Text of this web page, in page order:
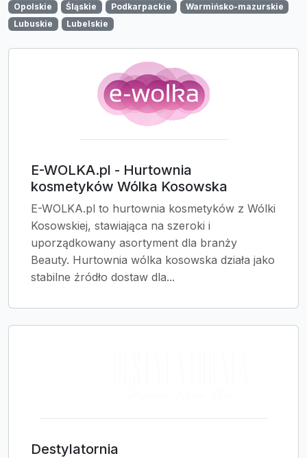
Opolskie
Śląskie Podkarpackie
Warmińsko-mazurskie
Lubuskie
Lubelskie
E-WOLKA.pl - Hurtownia
kosmetyków Wólka Kosowska
E-WOLKA.pl to hurtownia kosmetyków z Wólki
Kosowskiej, stawiająca na szeroki i
uporządkowany asortyment dla branży
Beauty. Hurtownia wólka kosowska działa jako
stabilne źródło dostaw dla...
Destylatornia